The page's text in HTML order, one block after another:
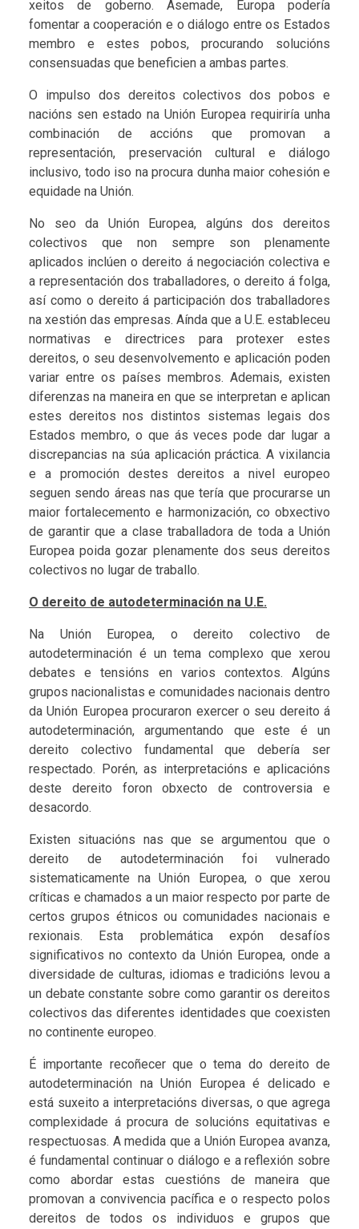
xeitos de goberno. Asemade, Europa podería
fomentar a cooperación e o diálogo entre os Estados
membro e estes pobos, procurando solucións
consensuadas que beneficien a ambas partes.
O impulso dos dereitos colectivos dos pobos e
nacións sen estado na Unión Europea requiriría unha
combinación de accións que promovan a
representación, preservación cultural e diálogo
inclusivo, todo iso na procura dunha maior cohesión e
equidade na Unión.
No seo da Unión Europea, algúns dos dereitos
colectivos que non sempre son plenamente
aplicados inclúen o dereito á negociación colectiva e
a representación dos traballadores, o dereito á folga,
así como o dereito á participación dos traballadores
na xestión das empresas. Aínda que a U.E. estableceu
normativas e directrices para protexer estes
dereitos, o seu desenvolvemento e aplicación poden
variar entre os países membros. Ademais, existen
diferenzas na maneira en que se interpretan e aplican
estes dereitos nos distintos sistemas legais dos
Estados membro, o que ás veces pode dar lugar a
discrepancias na súa aplicación práctica. A vixilancia
e a promoción destes dereitos a nivel europeo
seguen sendo áreas nas que tería que procurarse un
maior fortalecemento e harmonización, co obxectivo
de garantir que a clase traballadora de toda a Unión
Europea poida gozar plenamente dos seus dereitos
colectivos no lugar de traballo.
O dereito de autodeterminación na U.E.
Na Unión Europea, o dereito colectivo de
autodeterminación é un tema complexo que xerou
debates e tensións en varios contextos. Algúns
grupos nacionalistas e comunidades nacionais dentro
da Unión Europea procuraron exercer o seu dereito á
autodeterminación, argumentando que este é un
dereito colectivo fundamental que debería ser
respectado. Porén, as interpretacións e aplicacións
deste dereito foron obxecto de controversia e
desacordo.
Existen situacións nas que se argumentou que o
dereito de autodeterminación foi vulnerado
sistematicamente na Unión Europea, o que xerou
críticas e chamados a un maior respecto por parte de
certos grupos étnicos ou comunidades nacionais e
rexionais. Esta problemática expón desafíos
significativos no contexto da Unión Europea, onde a
diversidade de culturas, idiomas e tradicións levou a
un debate constante sobre como garantir os dereitos
colectivos das diferentes identidades que coexisten
no continente europeo.
É importante recoñecer que o tema do dereito de
autodeterminación na Unión Europea é delicado e
está suxeito a interpretacións diversas, o que agrega
complexidade á procura de solucións equitativas e
respectuosas. A medida que a Unión Europea avanza,
é fundamental continuar o diálogo e a reflexión sobre
como abordar estas cuestións de maneira que
promovan a convivencia pacífica e o respecto polos
dereitos de todos os individuos e grupos que